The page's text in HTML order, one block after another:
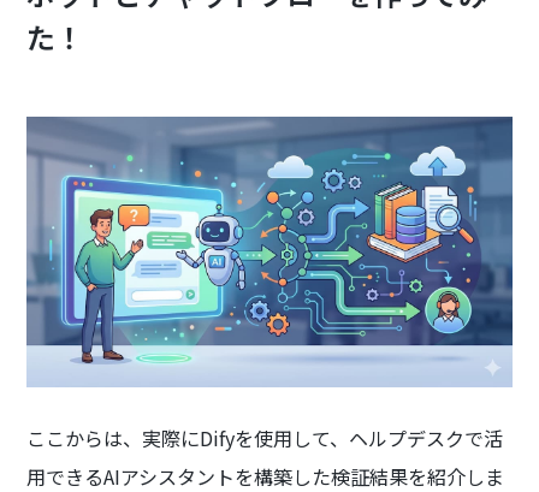
た！
ここからは、実際にDifyを使用して、ヘルプデスクで活
用できるAIアシスタントを構築した検証結果を紹介しま